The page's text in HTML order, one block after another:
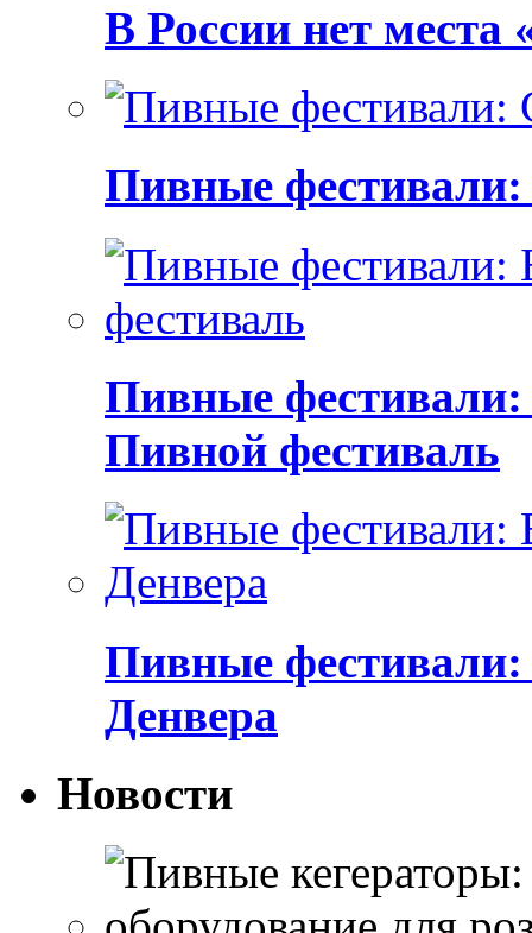
В России нет места
Пивные фестивали:
Пивные
Пивной фестиваль
Пивные фестивали:
Денвера
Новости